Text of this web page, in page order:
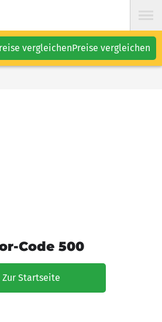
vergleichenPreise vergleichen
Code 500
Zur Startseite